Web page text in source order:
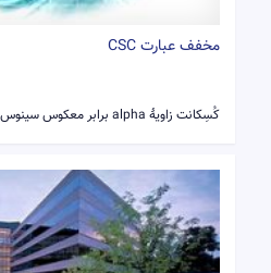
مخفف عبارت CSC
کُسِکانت زاویۀ alpha برابر معکوس سینوس...